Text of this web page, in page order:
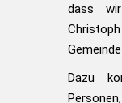
dass
Dazu